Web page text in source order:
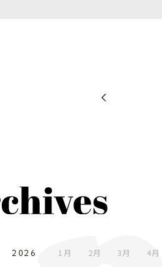
2026 1月 2月 3月 4月